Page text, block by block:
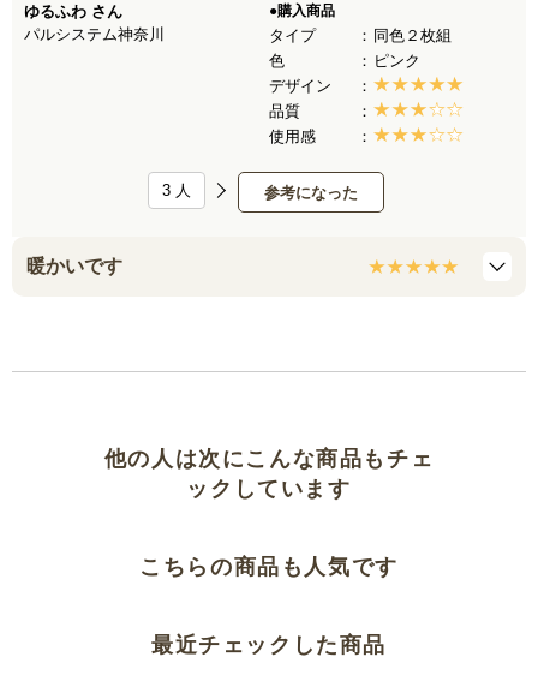
ゆるふわ さん
パルシステム神奈川
●購入商品
タイプ
同色２枚組
色
ピンク
デザイン
品質
使用感
参考になった
3 人
暖かいです
他の人は次にこんな商品もチェ
ックしています
こちらの商品も人気です
最近チェックした商品